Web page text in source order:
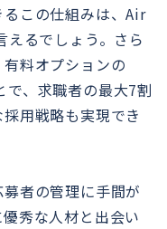
この仕組みは、Air
えるでしょう。さら
料オプションの
で、求職者の最大7割
用戦略も実現でき
者の管理に手間が
秀な人材と出会い